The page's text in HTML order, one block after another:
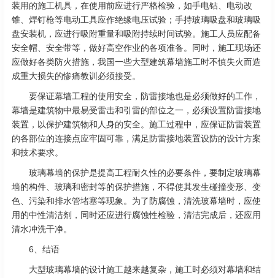
装用的施工机具，在使用前应进行严格检验，如手电钻、电动改
锥、焊钉枪等电动工具应作绝缘电压试验；手持玻璃吸盘和玻璃吸
盘安装机，应进行吸附重量和吸附持续时间试验。施工人员应配备
安全帽、安全带等，做好高空作业的各项准备。同时，施工现场还
应做好各类防火措施，我国一些大型建筑幕墙施工时不慎失火而造
成重大损失的惨痛教训必须接受。
要保证幕墙工程的使用安全，防雷接地也是必须做好的工作，
幕墙是建筑物中最易受雷击和引雷的部位之一，必须设置防雷接地
装置，以保护建筑物和人身的安全。施工过程中，应保证防雷装置
的各部位的连接点应牢固可靠，满足防雷接地装置设防的设计方案
和技术要求。
玻璃幕墙的保护是提高工程耐久性的必要条件，要制定玻璃幕
墙的构件、玻璃和密封等的保护措施，不得使其发生碰撞变形、变
色、污染和排水管堵塞等现象。为了防腐蚀，清洗玻幕墙时，应使
用的中性清洁剂，同时还应进行腐蚀性检验，清洁完成后，还应用
清水冲洗干净。
6、结语
大型玻璃幕墙的设计施工越来越复杂，施工时必须对幕墙和结